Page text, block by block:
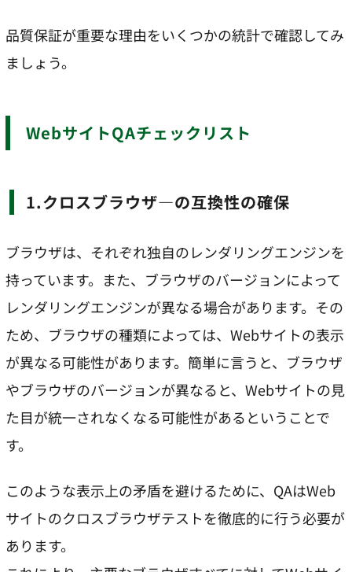
品質保証が重要な理由をいくつかの統計で確認してみ
ましょう。
WebサイトQAチェックリスト
1.クロスブラウザ―の互換性の確保
ブラウザは、それぞれ独自のレンダリングエンジンを
持っています。また、ブラウザのバージョンによって
レンダリングエンジンが異なる場合があります。その
ため、ブラウザの種類によっては、Webサイトの表示
が異なる可能性があります。簡単に言うと、ブラウザ
やブラウザのバージョンが異なると、Webサイトの見
た目が統一されなくなる可能性があるということで
す。
このような表示上の矛盾を避けるために、QAはWeb
サイトのクロスブラウザテストを徹底的に行う必要が
あります。